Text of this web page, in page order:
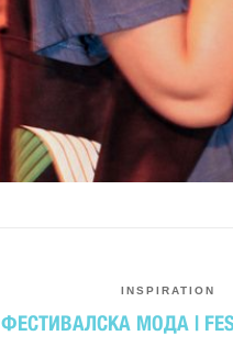
INSPIRATION
ФЕСТИВАЛСКА МОДА |